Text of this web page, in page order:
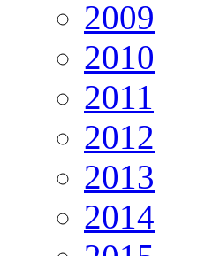
2009
2010
2011
2012
2013
2014